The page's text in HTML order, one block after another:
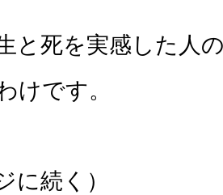
と死を実感した人
けです。
に続く）